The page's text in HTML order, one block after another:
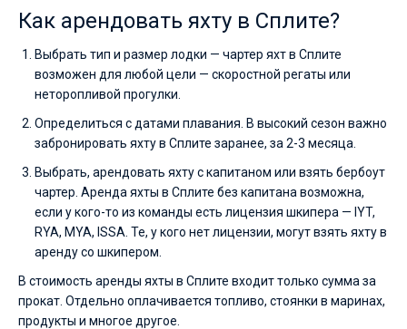
Как арендовать яхту в Сплите?
Выбрать тип и размер лодки — чартер яхт в Сплите
возможен для любой цели — скоростной регаты или
неторопливой прогулки.
Определиться с датами плавания. В высокий сезон важно
забронировать яхту в Сплите заранее, за 2-3 месяца.
Выбрать, арендовать яхту с капитаном или взять бербоут
чартер. Аренда яхты в Сплите без капитана возможна,
если у кого-то из команды есть лицензия шкипера — IYT,
RYA, MYA, ISSA. Те, у кого нет лицензии, могут взять яхту в
аренду со шкипером.
В стоимость аренды яхты в Сплите входит только сумма за
прокат. Отдельно оплачивается топливо, стоянки в маринах,
продукты и многое другое.